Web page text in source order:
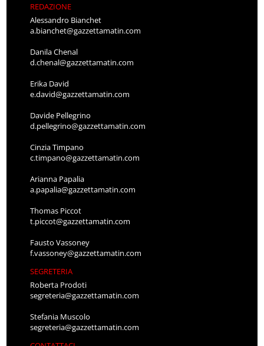
REDAZIONE
Alessandro Bianchet
a.bianchet@gazzettamatin.com
Danila Chenal
d.chenal@gazzettamatin.com
Erika David
e.david@gazzettamatin.com
Davide Pellegrino
d.pellegrino@gazzettamatin.com
Cinzia Timpano
c.timpano@gazzettamatin.com
Arianna Papalia
a.papalia@gazzettamatin.com
Thomas Piccot
t.piccot@gazzettamatin.com
Fausto Vassoney
f.vassoney@gazzettamatin.com
SEGRETERIA
Roberta Prodoti
segreteria@gazzettamatin.com
Stefania Muscolo
segreteria@gazzettamatin.com